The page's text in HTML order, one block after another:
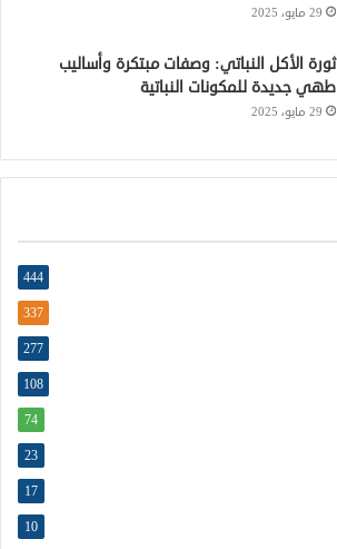
29 مايو، 2025
ثورة الأكل النباتي: وصفات مبتكرة وأساليب
طهي جديدة للمكونات النباتية
29 مايو، 2025
444
337
277
108
74
23
17
10